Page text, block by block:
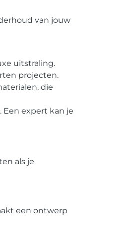
van jouw
uitstraling.
projecten.
die
Een expert kan je
als je
een ontwerp